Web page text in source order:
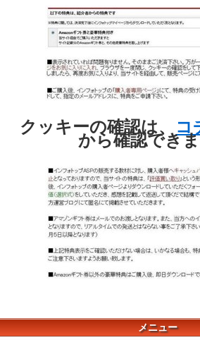
クッキーの確認は、 コ
から確認でき
メニュー